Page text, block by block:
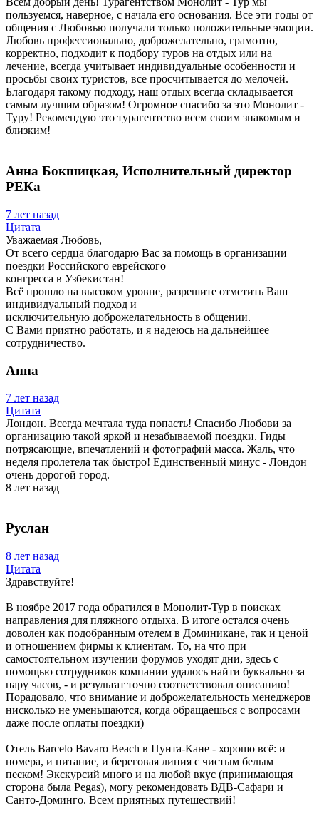
пользуемся, наверное, с начала его основания. Все эти годы от
общения с Любовью получали только положительные эмоции.
Любовь профессионально, доброжелательно, грамотно,
корректно, подходит к подбору туров на отдых или на
лечение, всегда учитывает индивидуальные особенности и
просьбы своих туристов, все просчитывается до мелочей.
Благодаря такому подходу, наш отдых всегда складывается
самым лучшим образом! Огромное спасибо за это Монолит -
Туру! Рекомендую это турагентство всем своим знакомым и
близким!
Анна Бокшицкая, Исполнительный директор
РЕКа
7 лет назад
Цитата
Уважаемая Любовь,
От всего сердца благодарю Вас за помощь в организации
поездки Российского еврейского
конгресса в Узбекистан!
Всё прошло на высоком уровне, разрешите отметить Ваш
индивидуальный подход и
исключительную доброжелательность в общении.
С Вами приятно работать, и я надеюсь на дальнейшее
сотрудничество.
Анна
7 лет назад
Цитата
Лондон. Всегда мечтала туда попасть! Спасибо Любови за
организацию такой яркой и незабываемой поездки. Гиды
потрясающие, впечатлений и фотографий масса. Жаль, что
неделя пролетела так быстро! Единственный минус - Лондон
очень дорогой город.
8 лет назад
Руслан
8 лет назад
Цитата
Здравствуйте!
В ноябре 2017 года обратился в Монолит-Тур в поисках
направления для пляжного отдыха. В итоге остался очень
доволен как подобранным отелем в Доминикане, так и ценой
и отношением фирмы к клиентам. То, на что при
самостоятельном изучении форумов уходят дни, здесь с
помощью сотрудников компании удалось найти буквально за
пару часов, - и результат точно соответствовал описанию!
Порадовало, что внимание и доброжелательность менеджеров
нисколько не уменьшаются, когда обращаешься с вопросами
даже после оплаты поездки)
Отель Barcelo Bavaro Beach в Пунта-Кане - хорошо всё: и
номера, и питание, и береговая линия с чистым белым
песком! Экскурсий много и на любой вкус (принимающая
сторона была Pegas), могу рекомендовать ВДВ-Сафари и
Санто-Доминго. Всем приятных путешествий!